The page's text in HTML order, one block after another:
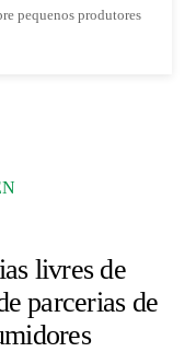
pequenos produtores
livres de
parcerias de